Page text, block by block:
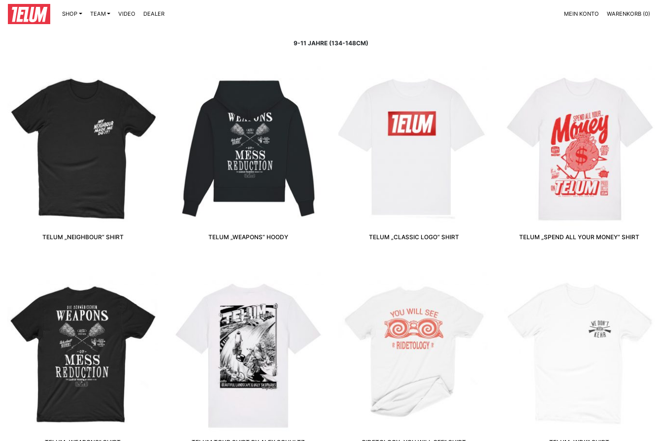
SHOP TEAM VIDEO DEALER MEIN KONTO WARENKORB (0)
9-11 JAHRE (134-148CM)
TELUM „NEIGHBOUR“ SHIRT TELUM „WEAPONS“ HOODY TELUM „CLASSIC LOGO“ SHIRT TELUM „SPEND ALL YOUR MONEY“ SHIRT